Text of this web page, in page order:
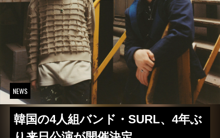
NEWS
韓国の4人組バンド・SURL、4年ぶ